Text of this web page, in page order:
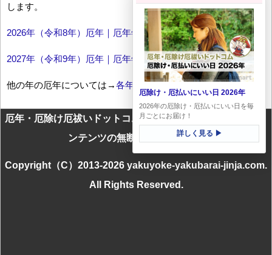
します。
2026年（令和8年）厄年｜厄年年齢早見表
2027年（令和9年）厄年｜厄年年齢早見表
他の年の厄年については→各年厄年一覧
厄年・厄除け厄祓いドットコムに掲載のテキスト・画像等コ
ンテンツの無断転載を禁じます
Copyright（C）2013-2026 yakuyoke-yakubarai-jinja.com.
All Rights Reserved.
厄除け・厄払いにいい日 2026年
2026年の厄除け・厄払いにいい日を毎
月ごとにお届け！
詳しく見る ▶